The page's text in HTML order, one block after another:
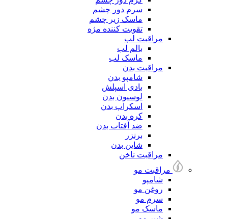
سرم دور چشم
ماسک زیر چشم
تقویت کننده مژه
مراقبت لب
بالم لب
ماسک لب
مراقبت بدن
شامپو بدن
بادی اسپلش
لوسیون بدن
اسکراپ بدن
کره بدن
ضد آفتاب بدن
برنزر
شاین بدن
مراقبت ناخن
مراقبت مو
شامپو
روغن مو
سرم مو
ماسک مو